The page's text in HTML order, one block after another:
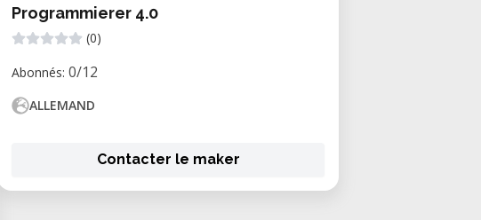
Programmierer 4.0
(0)
Abonnés: 0/12
ALLEMAND
Contacter le maker